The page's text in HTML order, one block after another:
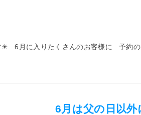
☀ 6月に入りたくさんのお客様に 予約
6月は父の日以外